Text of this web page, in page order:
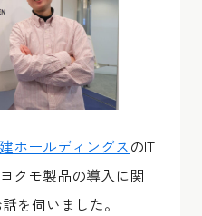
ホールディングスのIT
クモ製品の導入に関
を伺いました。